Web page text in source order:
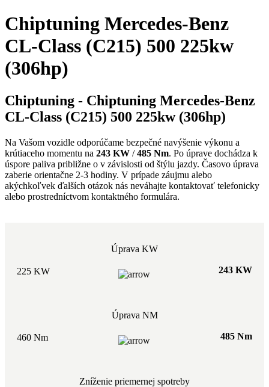
Chiptuning Mercedes-Benz
CL-Class (C215) 500 225kw
(306hp)
Chiptuning - Chiptuning Mercedes-Benz
CL-Class (C215) 500 225kw (306hp)
Na Vašom vozidle odporúčame bezpečné navýšenie výkonu a
krútiaceho momentu na 243 KW /485 Nm. Po úprave dochádza k
úspore paliva približne o v závislosti od štýlu jazdy. Časovo úprava
zaberie orientačne 2-3 hodiny. V prípade záujmu alebo
akýchkoľvek ďalších otázok nás neváhajte kontaktovať telefonicky
alebo prostredníctvom kontaktného formulára.
Úprava KW
225 KW 243 KW
Úprava NM
460 Nm 485 Nm
Zníženie priemernej spotreby